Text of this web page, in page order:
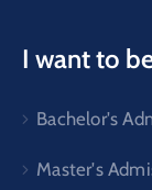
I want to
Bachelor's
Master's